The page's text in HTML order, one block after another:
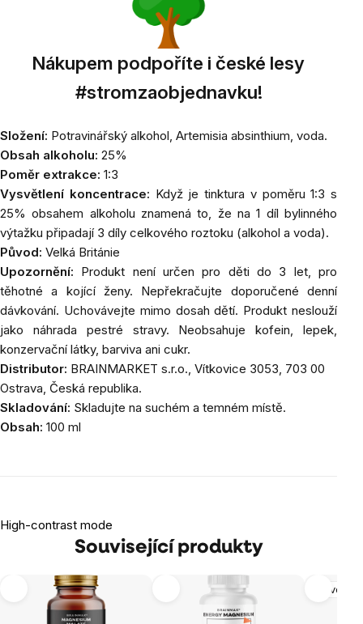
Nákupem podpoříte i české lesy
#stromzaobjednavku!
Složení: Potravinářský alkohol, Artemisia absinthium, voda.
Obsah alkoholu: 25%
Poměr extrakce: 1:3
Vysvětlení koncentrace: Když je tinktura v poměru 1:3 s
25% obsahem alkoholu znamená to, že na 1 díl bylinného
výtažku připadají 3 díly celkového roztoku (alkohol a voda).
Původ: Velká Británie
Upozornění: Produkt není určen pro děti do 3 let, pro
těhotné a kojící ženy. Nepřekračujte doporučené denní
dávkování. Uchovávejte mimo dosah dětí. Produkt neslouží
jako náhrada pestré stravy. Neobsahuje kofein, lepek,
konzervační látky, barviva ani cukr.
Distributor: BRAINMARKET s.r.o., Vítkovice 3053, 703 00
Ostrava, Česká republika.
Skladování: Skladujte na suchém a temném místě.
Obsah: 100 ml
High-contrast mode
Související produkty
Nervová